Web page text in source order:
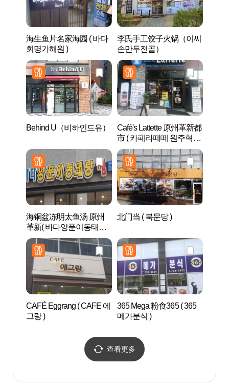
海生鱼片名家海园 ( 바다
회명가해원 )
李氏手工饺子火锅（이씨
손만두전골）
Behind U（비하인드유）
Café's Lattette 原州革新都
市 ( 카페라떼떼 원주혁신
도시 )
海铜盆冻明太鱼汤 原州
革新( 바다양푼이동태탕
원주혁신 )
北门当 ( 북문당 )
CAFÉ Eggrang ( CAFE 에
그랑 )
365 Mega 粉食365 ( 365
메가분식 )
查看更多